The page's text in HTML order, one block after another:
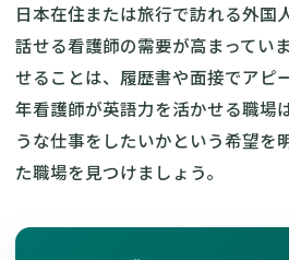
日本在住または旅行で訪れる外国
話せる看護師の需要が高まってい
せることは、履歴書や面接でアピ
年看護師が英語力を活かせる職場
うな仕事をしたいかという希望を
た職場を見つけましょう。